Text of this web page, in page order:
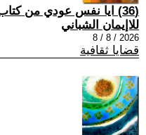
(36) ايا نفس عودي من كتاب(انثى من زمن آخر)
للاإيمان الشباني
2026 / 8 / 8
قضايا ثقافية